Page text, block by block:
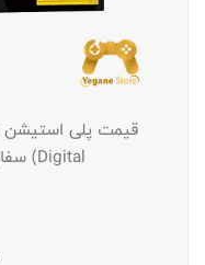
Digital) سفارش اروپا سری CFI-7021